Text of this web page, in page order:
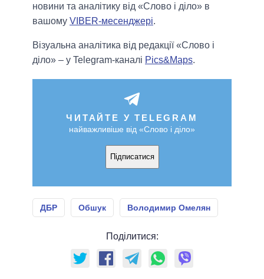
новини та аналітику від «Слово і діло» в
вашому VIBER-месенджері.
Візуальна аналітика від редакції «Слово і
діло» – у Telegram-каналі Pics&Maps.
ЧИТАЙТЕ У TELEGRAM
найважливіше від «Слово і діло»
Підписатися
ДБР Обшук Володимир Омелян
Поділитися: